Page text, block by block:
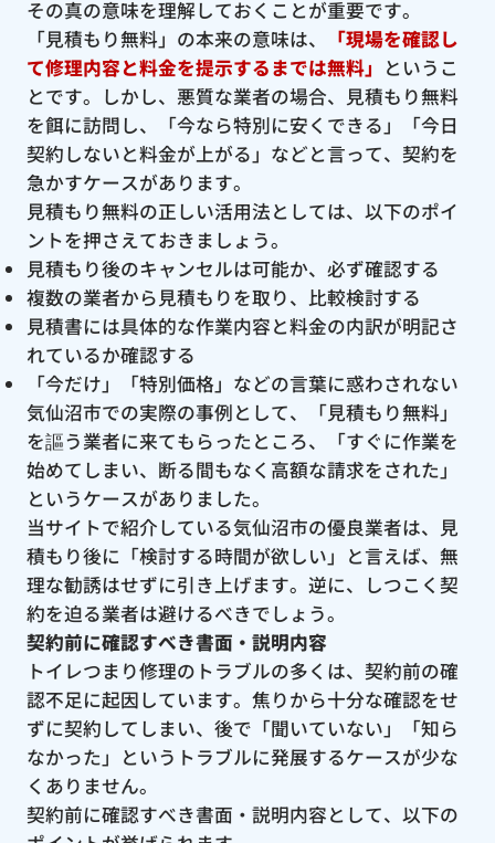
その真の意味を理解しておくことが重要です。
「見積もり無料」の本来の意味は、
「現場を確認し
て修理内容と料金を提示するまでは無料」 というこ
とです。しかし、悪質な業者の場合、見積もり無料
を餌に訪問し、「今なら特別に安くできる」「今日
契約しないと料金が上がる」などと言って、契約を
急かすケースがあります。
見積もり無料の正しい活用法としては、以下のポイ
ントを押さえておきましょう。
見積もり後のキャンセルは可能か、必ず確認する
複数の業者から見積もりを取り、比較検討する
見積書には具体的な作業内容と料金の内訳が明記さ
れているか確認する
「今だけ」「特別価格」などの言葉に惑わされない
気仙沼市での実際の事例として、「見積もり無料」
を謳う業者に来てもらったところ、「すぐに作業を
始めてしまい、断る間もなく高額な請求をされた」
というケースがありました。
当サイトで紹介している気仙沼市の優良業者は、見
積もり後に「検討する時間が欲しい」と言えば、無
理な勧誘はせずに引き上げます。逆に、しつこく契
約を迫る業者は避けるべきでしょう。
契約前に確認すべき書面・説明内容
トイレつまり修理のトラブルの多くは、契約前の確
認不足に起因しています。焦りから十分な確認をせ
ずに契約してしまい、後で「聞いていない」「知ら
なかった」というトラブルに発展するケースが少な
くありません。
契約前に確認すべき書面・説明内容として、以下の